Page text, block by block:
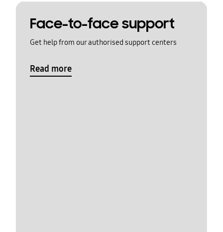
Face-to-face support
Get help from our authorised support centers
Read more